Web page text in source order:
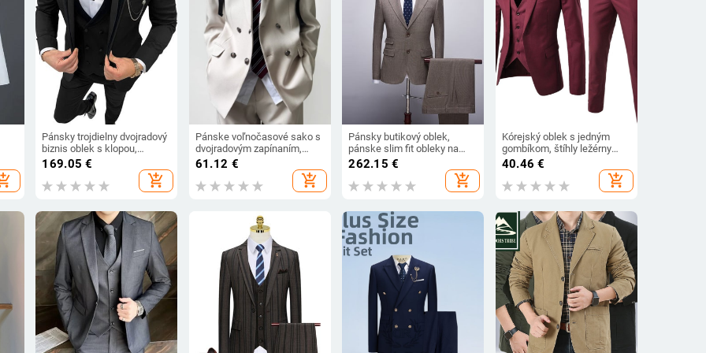
Pánsky trojdielny dvojradový
biznis oblek s klopou,
formálne sako vhodné pre
svadobných družbov (sako +
vesta + nohavice)
169.05 €
add_shopping_cart
Pánske voľnočasové sako s
dvojradovým zapínaním,
ostro rezané klopy,
podšívka, dlhé rukávy, jar–
61.12 €
add_shopping_cart
Pánsky butikový oblek,
pánske slim fit obleky na
svadbu z roku 2019, jesenné
klasické formálne obleky,
značkové najnovšie saká,
262.15 €
add_shopping_cart
Kórejský oblek s jedným
gombíkom, štíhly ležérny
oblek, temperamentný
trojdielny pánsky oblek,
ženích, svedok, svadobný
40.46 €
add_shopping_cart